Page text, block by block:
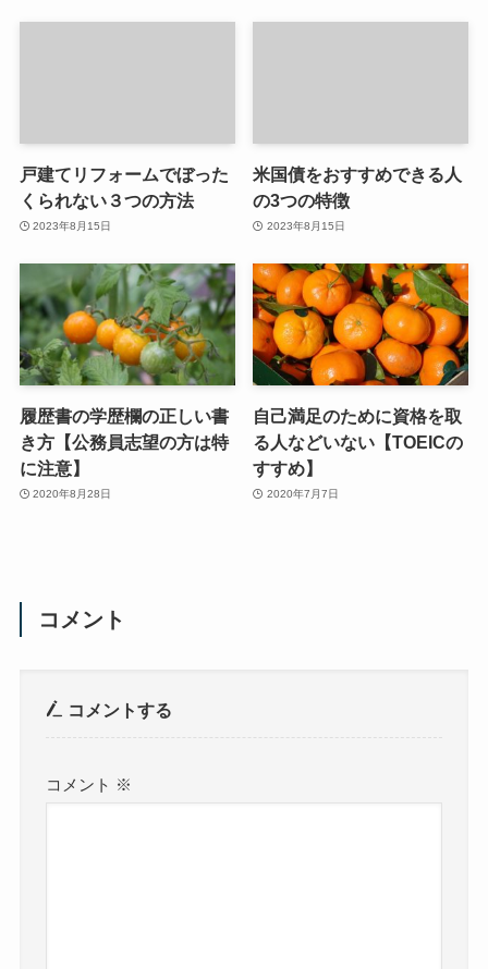
戸建てリフォームでぼった
くられない３つの方法
2023年8月15日
米国債をおすすめできる人
の3つの特徴
2023年8月15日
履歴書の学歴欄の正しい書
き方【公務員志望の方は特
に注意】
2020年8月28日
自己満足のために資格を取
る人などいない【TOEICの
すすめ】
2020年7月7日
コメント
コメントする
コメント ※